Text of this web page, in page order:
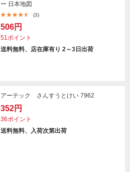
ー 日本地図
(3)
506円
51ポイント
送料無料、店在庫有り 2～3日出荷
アーテック さんすうとけい 7962
352円
36ポイント
送料無料、入荷次第出荷